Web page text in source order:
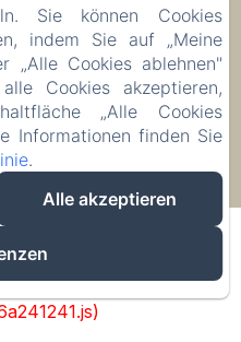
ZH-CN RU
PL
Amenitiz
Loading chunk 1322
packs/1322-
Sie können Cookies
indem Sie auf „Meine
„Alle Cookies ablehnen"
Cookies akzeptieren,
„Alle Cookies
Informationen finden Sie
.
Alle akzeptieren